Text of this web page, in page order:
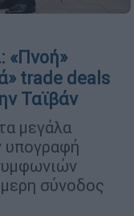
«Πνοή»
trade deals
Ταϊβάν
μεγάλα
υπογραφή
σύνοδος